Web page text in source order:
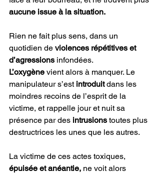
aucune issue à la situation.
Rien ne fait plus sens, dans un
quotidien de violences répétitives et
d’agressions infondées.
L’oxygène vient alors à manquer. Le
manipulateur s’est introduit dans les
moindres recoins de l’esprit de la
victime, et rappelle jour et nuit sa
présence par des intrusions toutes plus
destructrices les unes que les autres.
La victime de ces actes toxiques,
épuisée et anéantie, ne voit alors